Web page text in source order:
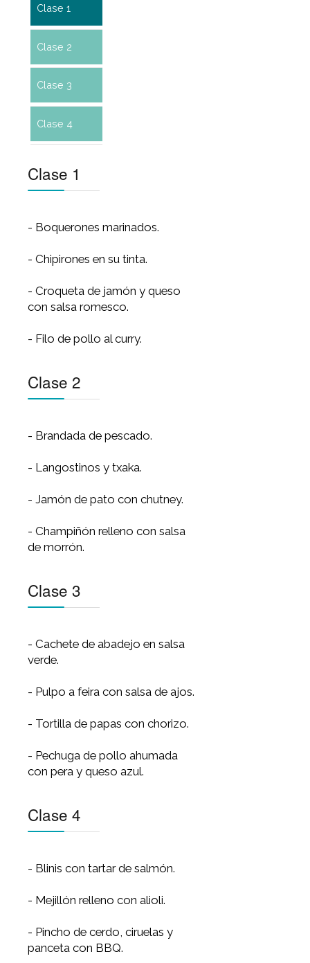
Clase 2
Clase 3
Clase 4
Clase 1
- Chipirones en su tinta.
- Croqueta de jamón y queso
con salsa romesco.
- Filo de pollo al curry.
- Brandada de pescado.
- Langostinos y txaka.
- Jamón de pato con chutney.
de morrón.
Clase 3
verde.